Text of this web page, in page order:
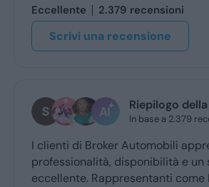
Eccellente
2.379 recensioni
Scrivi una recensione
revisione
recensioni
la
un servizio clienti
Fabio e
Grazie